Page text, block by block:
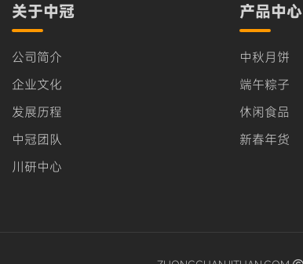
关于中冠
公司简介
企业文化
发展历程
中冠团队
川研中心
产品中心
中秋月饼
端午粽子
休闲食品
新春年货